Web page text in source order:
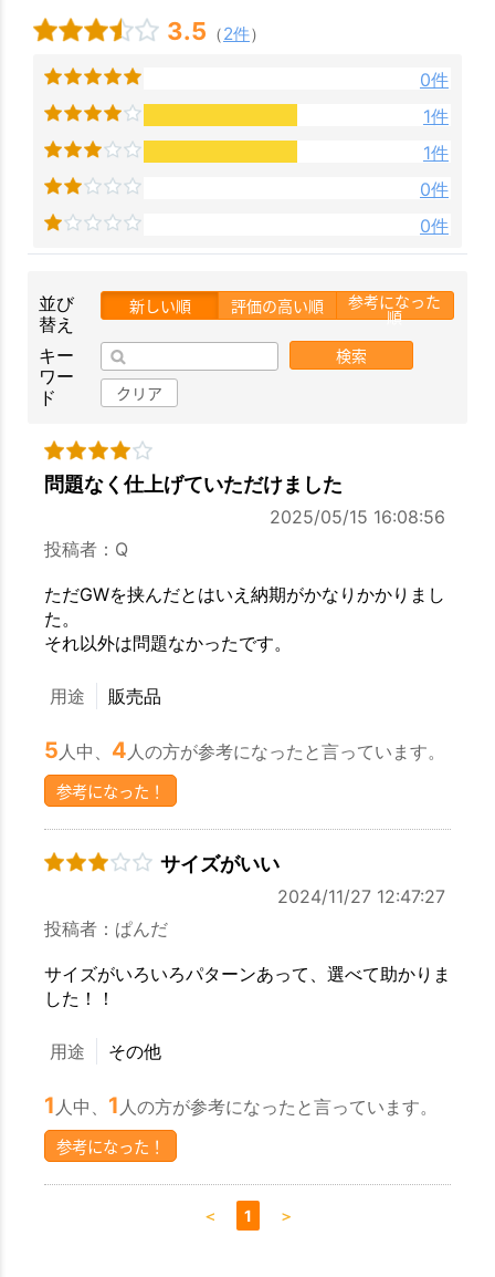
3.5 （2件）
0件
1件
1件
0件
0件
並び
替え
新しい順 評価の高い順 参考になった
順
キー
ワー
ド
検索
クリア
問題なく仕上げていただけました
2025/05/15 16:08:56
投稿者：Q
ただGWを挟んだとはいえ納期がかなりかかりまし
た。
それ以外は問題なかったです。
用途 販売品
5 人中、 4 人の方が参考になったと言っています。
参考になった！
サイズがいい
2024/11/27 12:47:27
投稿者：ぱんだ
サイズがいろいろパターンあって、選べて助かりま
した！！
用途 その他
1 人中、 1 人の方が参考になったと言っています。
参考になった！
＜ 1 ＞